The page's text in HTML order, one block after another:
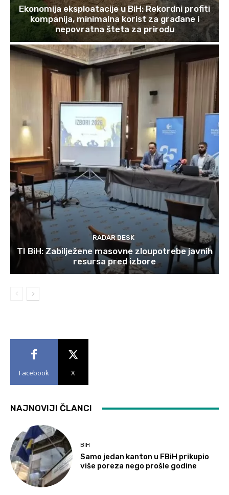
Ekonomija eksploatacije u BiH: Rekordni profiti
kompanija, minimalna korist za građane i
nepovratna šteta za prirodu
RADAR DESK
TI BiH: Zabilježene masovne zloupotrebe javnih
resursa pred izbore
Facebook X
NAJNOVIJI ČLANCI
BIH
Samo jedan kanton u FBiH prikupio
više poreza nego prošle godine